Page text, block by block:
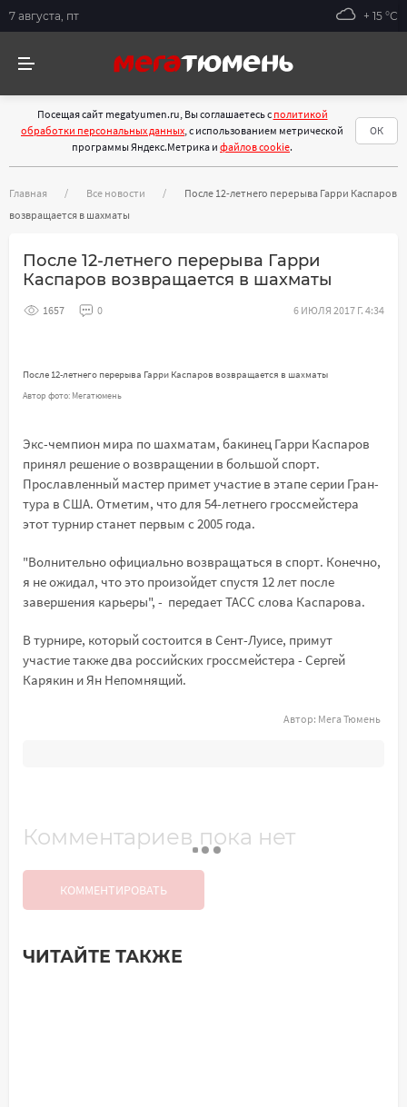
7 августа, пт + 15 °С
Посещая сайт megatyumen.ru, Вы соглашаетесь с политикой
обработки персональных данных, с использованием метрической
программы Яндекс.Метрика и файлов cookie.
ОК
Главная Все новости
После 12-летнего перерыва Гарри Каспаров
возвращается в шахматы
После 12-летнего перерыва Гарри
Каспаров возвращается в шахматы
1657 0 6 ИЮЛЯ 2017 Г. 4:34
После 12-летнего перерыва Гарри Каспаров возвращается в шахматы
Автор фото: Мегатюмень
Экс-чемпион мира по шахматам, бакинец Гарри Каспаров
принял решение о возвращении в большой спорт.
Прославленный мастер примет участие в этапе серии Гран-
тура в США. Отметим, что для 54-летнего гроссмейстера
этот турнир станет первым с 2005 года.
"Волнительно официально возвращаться в спорт. Конечно,
я не ожидал, что это произойдет спустя 12 лет после
завершения карьеры", - передает ТАСС слова Каспарова.
В турнире, который состоится в Сент-Луисе, примут
участие также два российских гроссмейстера - Сергей
Карякин и Ян Непомнящий.
Автор: Мега Тюмень
Комментариев пока нет
КОММЕНТИРОВАТЬ
Добавить комментарий
ЧИТАЙТЕ ТАКЖЕ